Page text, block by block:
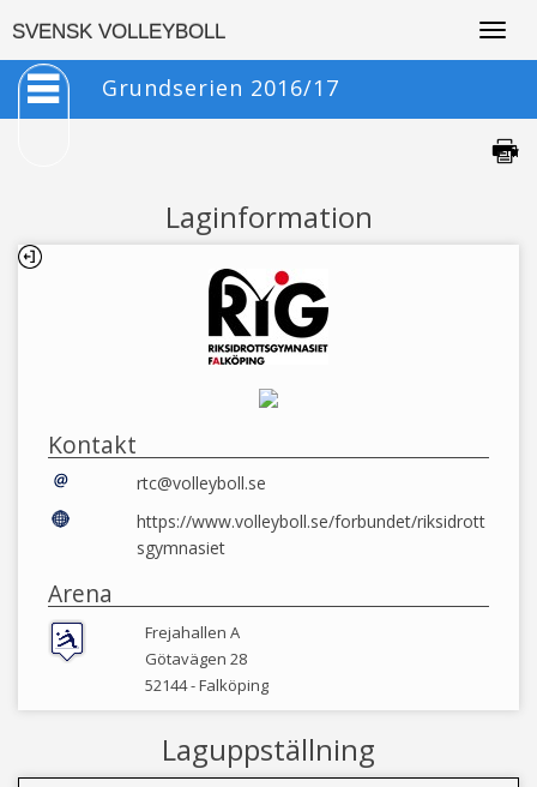
SVENSK VOLLEYBOLL
Grundserien 2016/17
Laginformation
Kontakt
rtc@volleyboll.se
https://www.volleyboll.se/forbundet/riksidrott
sgymnasiet
Arena
Frejahallen A
Götavägen 28
52144 -Falköping
Laguppställning